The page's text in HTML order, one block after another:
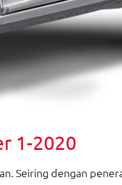
1-2020
Seiring dengan